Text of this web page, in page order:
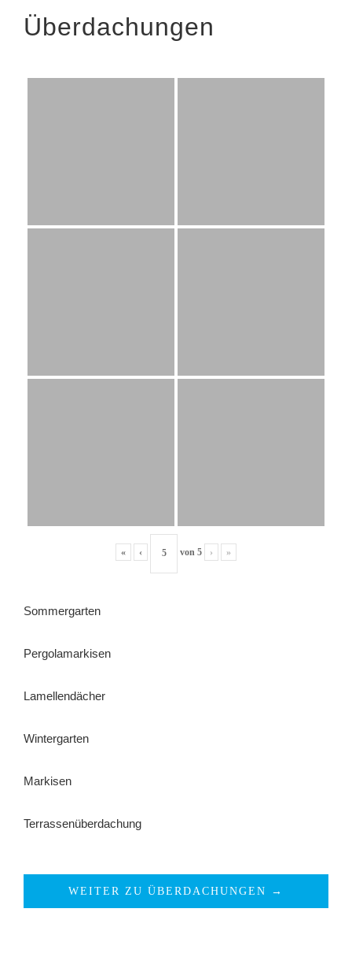
Überdachungen
« ‹ von 5 › »
Sommergarten
Pergolamarkisen
Lamellendächer
Wintergarten
Markisen
Terrassenüberdachung
WEITER ZU ÜBERDACHUNGEN →